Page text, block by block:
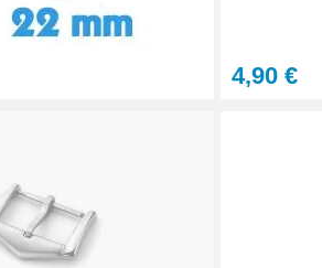
4,90 €
Lunettes grossissement variable
13,90 €
4,90 €